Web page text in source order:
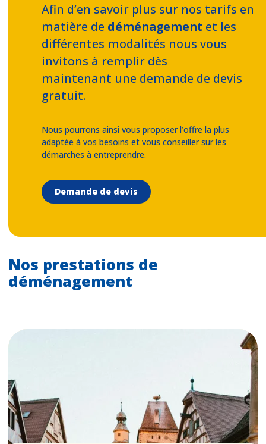
Afin d’en savoir plus sur nos tarifs en
matière de déménagement et les
différentes modalités nous vous
invitons à remplir dès
maintenant une demande de devis
gratuit.
Nous pourrons ainsi vous proposer l’offre la plus
adaptée à vos besoins et vous conseiller sur les
démarches à entreprendre.
Demande de devis
Nos prestations de
déménagement